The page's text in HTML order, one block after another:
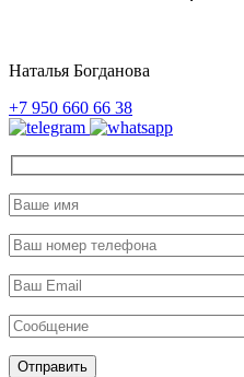
Наталья Богданова
+7 950 660 66 38
Отправить